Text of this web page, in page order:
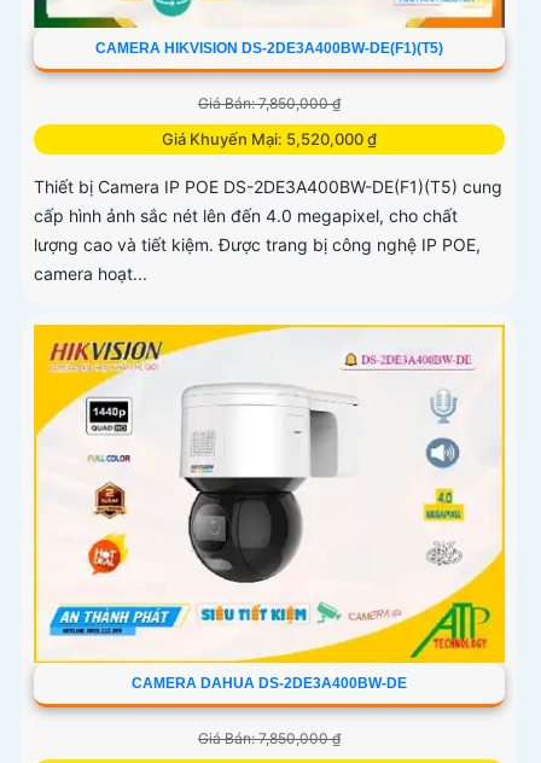
CAMERA HIKVISION DS-2DE3A400BW-DE(F1)(T5)
Giá Bán: 7,850,000 ₫
Giá Khuyến Mại: 5,520,000 ₫
Thiết bị Camera IP POE DS-2DE3A400BW-DE(F1)(T5) cung
cấp hình ảnh sắc nét lên đến 4.0 megapixel, cho chất
lượng cao và tiết kiệm. Được trang bị công nghệ IP POE,
camera hoạt...
CAMERA DAHUA DS-2DE3A400BW-DE
Giá Bán: 7,850,000 ₫